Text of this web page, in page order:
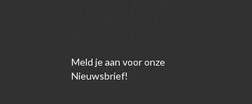
Meldje aan voor onze
Nieuwsbrief!